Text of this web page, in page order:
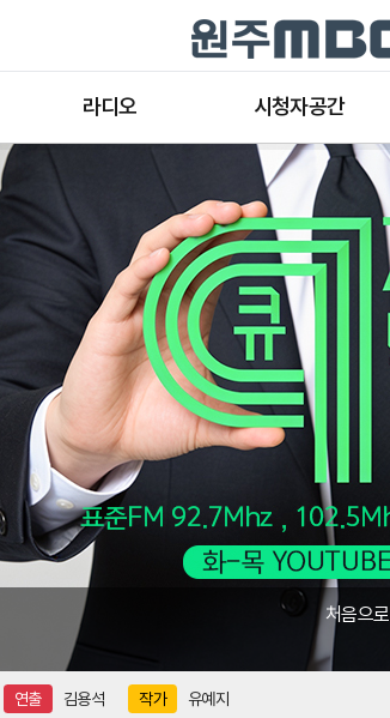
라디오
표준FM 편성표
음악FM 편성표
시청자공간
공지사항 및 새소식
시청자 의견
시청자위원회
고충처리인
클린센터
편성규약
아트홀 대관기준
견학안내
처음으로
연출 김용석 작가 유예지